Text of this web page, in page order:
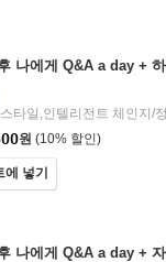
나에게 Q&A a day +
타일,인텔리전트 체인지/
원 (10% 할인)
에 넣기
나에게 Q&A a day +